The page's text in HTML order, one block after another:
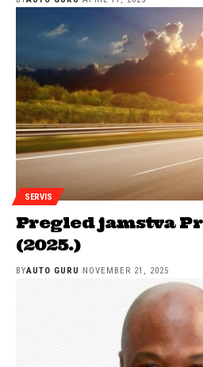
SERVIS
Pregled jamstva
(2025.)
BYAUTO GURU NOVEMBER 21, 2025